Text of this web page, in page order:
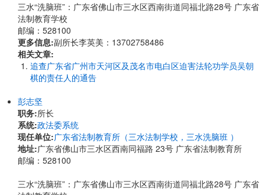
三水“洗脑班”：广东省佛山市三水区西南街道同福北路28号 广东省
法制教育学校
邮编：528100
更多信息:副所长李英美：13702758486
相关文章:
追查广东省广州市天河区及茂名市电白区迫害法轮功学员吴朝
棋的责任人的通告
彭志坚
职务:所长
系统:政法委系统
现任单位:广东省法制教育所（三水法制学校，三水洗脑班 ）
地址:广东省佛山市三水区西南同福路 23号 广东省法制教育所
邮编：528100
三水“洗脑班”：广东省佛山市三水区西南街道同福北路28号 广东省